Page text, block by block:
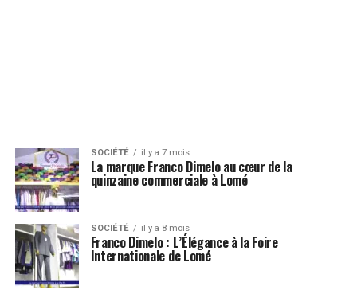
SOCIÉTÉ il y a 7 mois
La marque Franco Dimelo au cœur de la
quinzaine commerciale à Lomé
SOCIÉTÉ il y a 8 mois
Franco Dimelo : L’Élégance à la Foire
Internationale de Lomé